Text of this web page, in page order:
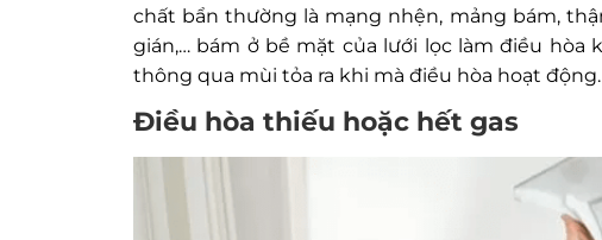
chất bẩn thường là mạng nhện, mảng bám,
gián,… bám ở bề mặt của lưới lọc làm điều
thông qua mùi tỏa ra khi mà điều hòa hoạt động.
Điều hòa thiếu hoặc hết gas